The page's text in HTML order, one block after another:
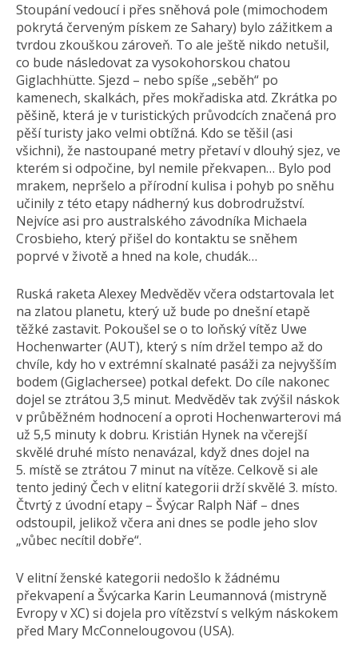
Stoupání vedoucí i přes sněhová pole (mimochodem
pokrytá červeným pískem ze Sahary) bylo zážitkem a
tvrdou zkouškou zároveň. To ale ještě nikdo netušil,
co bude následovat za vysokohorskou chatou
Giglachhütte. Sjezd – nebo spíše „seběh“ po
kamenech, skalkách, přes mokřadiska atd. Zkrátka po
pěšině, která je v turistických průvodcích značená pro
pěší turisty jako velmi obtížná. Kdo se těšil (asi
všichni), že nastoupané metry přetaví v dlouhý sjez, ve
kterém si odpočine, byl nemile překvapen… Bylo pod
mrakem, nepršelo a přírodní kulisa i pohyb po sněhu
učinily z této etapy nádherný kus dobrodružství.
Nejvíce asi pro australského závodníka Michaela
Crosbieho, který přišel do kontaktu se sněhem
poprvé v životě a hned na kole, chudák…
Ruská raketa Alexey Medvěděv včera odstartovala let
na zlatou planetu, který už bude po dnešní etapě
těžké zastavit. Pokoušel se o to loňský vítěz Uwe
Hochenwarter (AUT), který s ním držel tempo až do
chvíle, kdy ho v extrémní skalnaté pasáži za nejvyšším
bodem (Giglachersee) potkal defekt. Do cíle nakonec
dojel se ztrátou 3,5 minut. Medvěděv tak zvýšil náskok
v průběžném hodnocení a oproti Hochenwarterovi má
už 5,5 minuty k dobru. Kristián Hynek na včerejší
skvělé druhé místo nenavázal, když dnes dojel na
5. místě se ztrátou 7 minut na vítěze. Celkově si ale
tento jediný Čech v elitní kategorii drží skvělé 3. místo.
Čtvrtý z úvodní etapy – Švýcar Ralph Näf – dnes
odstoupil, jelikož včera ani dnes se podle jeho slov
„vůbec necítil dobře“.
V elitní ženské kategorii nedošlo k žádnému
překvapení a Švýcarka Karin Leumannová (mistryně
Evropy v XC) si dojela pro vítězství s velkým náskokem
před Mary McConnelougovou­ (USA).